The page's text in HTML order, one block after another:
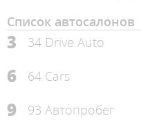
Список автосалонов
3 34 Drive Auto
6 64 Cars
9 93 Автопробег